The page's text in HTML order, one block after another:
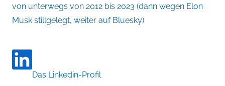
von unterwegs von 2012 bis 2023 (dann wegen Elon
Musk stillgelegt, weiter auf Bluesky)
Das Linkedin-Profil